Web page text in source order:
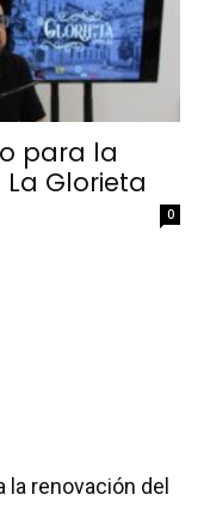
para la
Glorieta
0
la renovación del